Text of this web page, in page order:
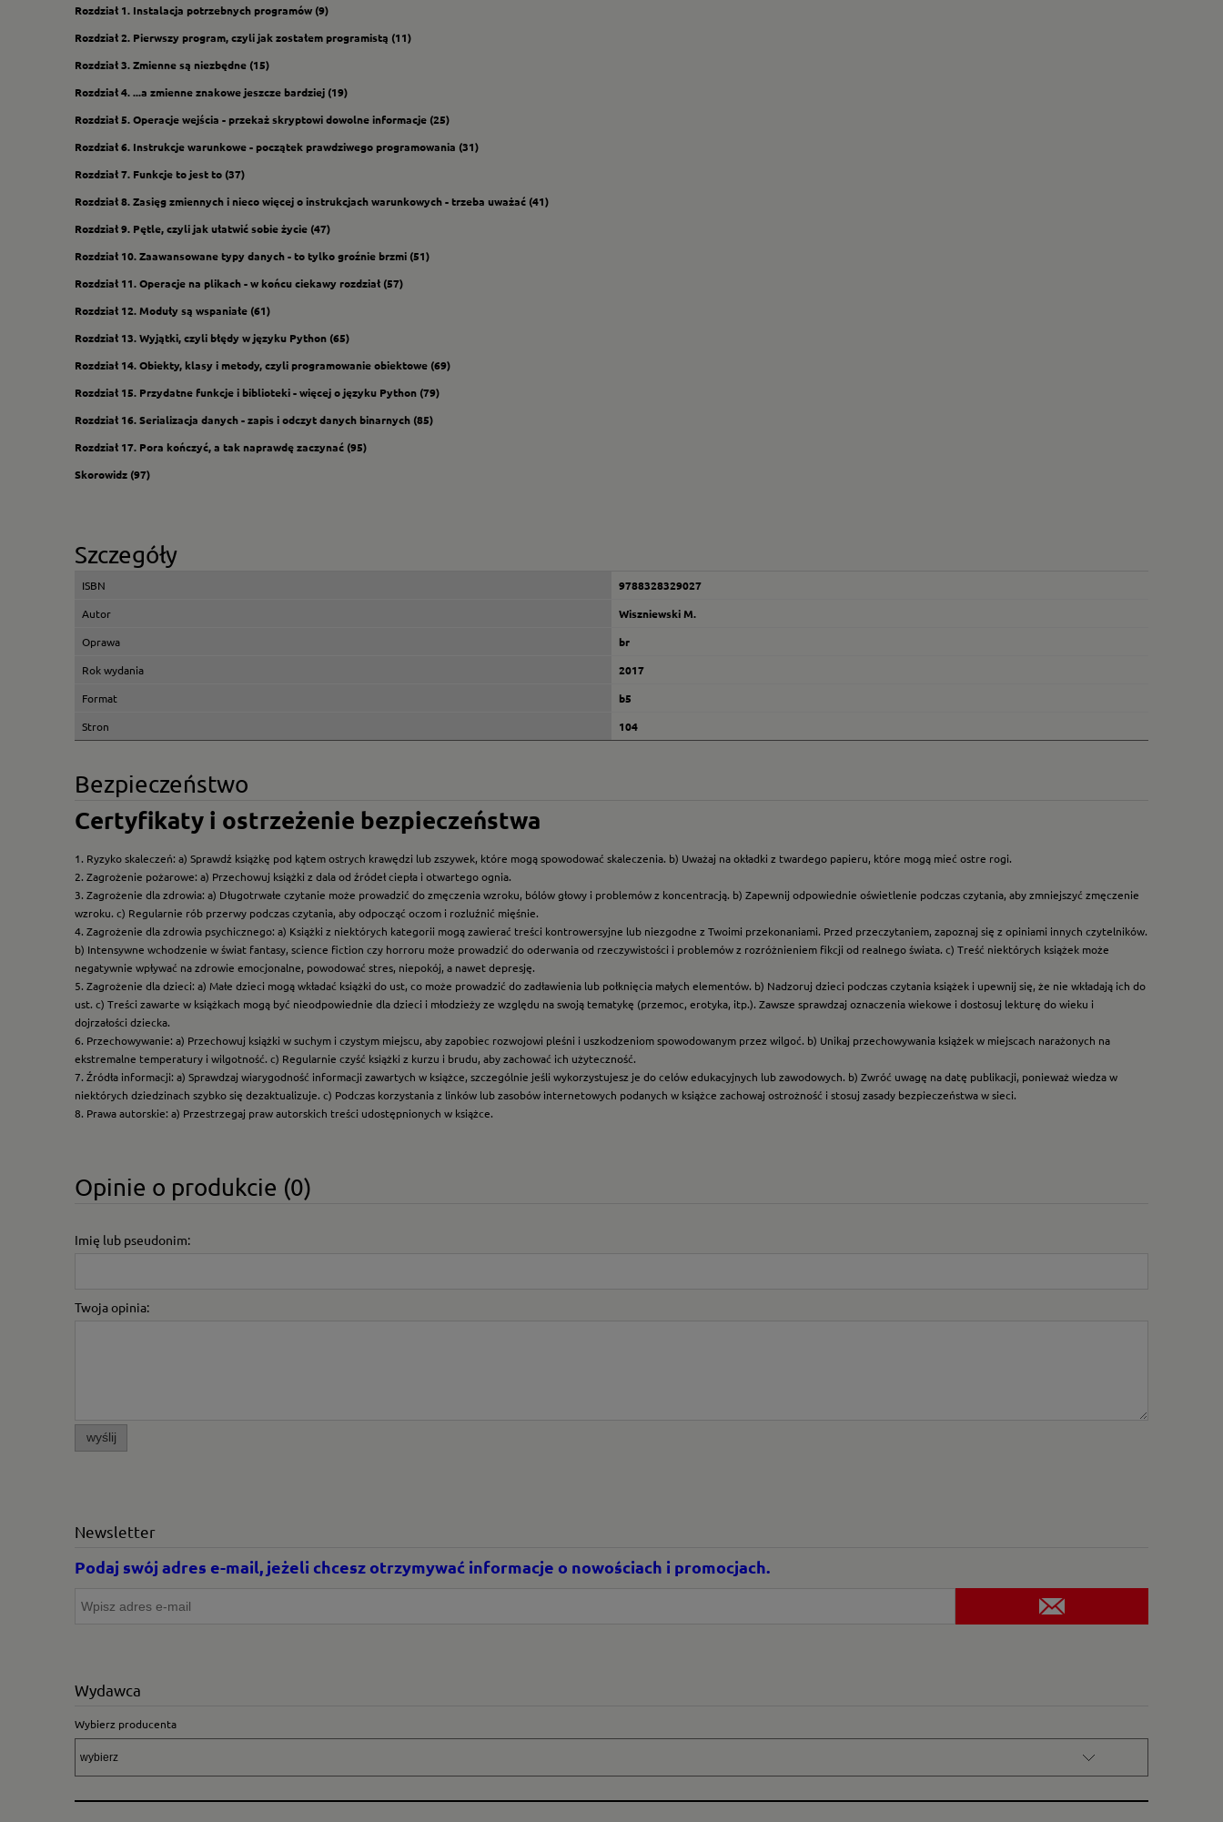
Rozdział 1. Instalacja potrzebnych programów (9)
Rozdział 2. Pierwszy program, czyli jak zostałem programistą (11)
Rozdział 3. Zmienne są niezbędne (15)
Rozdział 4. ...a zmienne znakowe jeszcze bardziej (19)
Rozdział 5. Operacje wejścia - przekaż skryptowi dowolne informacje (25)
Rozdział 6. Instrukcje warunkowe - początek prawdziwego programowania (31)
Rozdział 7. Funkcje to jest to (37)
Rozdział 8. Zasięg zmiennych i nieco więcej o instrukcjach warunkowych - trzeba uważać (41)
Rozdział 9. Pętle, czyli jak ułatwić sobie życie (47)
Rozdział 10. Zaawansowane typy danych - to tylko groźnie brzmi (51)
Rozdział 11. Operacje na plikach - w końcu ciekawy rozdział (57)
Rozdział 12. Moduły są wspaniałe (61)
Rozdział 13. Wyjątki, czyli błędy w języku Python (65)
Rozdział 14. Obiekty, klasy i metody, czyli programowanie obiektowe (69)
Rozdział 15. Przydatne funkcje i biblioteki - więcej o języku Python (79)
Rozdział 16. Serializacja danych - zapis i odczyt danych binarnych (85)
Rozdział 17. Pora kończyć, a tak naprawdę zaczynać (95)
Skorowidz (97)
Szczegóły
ISBN
9788328329027
Autor
Wiszniewski M.
Oprawa
br
Rok wydania
2017
Format
b5
Stron
104
Bezpieczeństwo
Certyfikaty i ostrzeżenie bezpieczeństwa
1. Ryzyko skaleczeń: a) Sprawdź książkę pod kątem ostrych krawędzi lub zszywek, które mogą spowodować skaleczenia. b) Uważaj na okładki z twardego papieru, które mogą mieć ostre rogi.
2. Zagrożenie pożarowe: a) Przechowuj książki z dala od źródeł ciepła i otwartego ognia.
3. Zagrożenie dla zdrowia: a) Długotrwałe czytanie może prowadzić do zmęczenia wzroku, bólów głowy i problemów z koncentracją. b) Zapewnij odpowiednie oświetlenie podczas czytania, aby zmniejszyć zmęczenie
wzroku. c) Regularnie rób przerwy podczas czytania, aby odpocząć oczom i rozluźnić mięśnie.
4. Zagrożenie dla zdrowia psychicznego: a) Książki z niektórych kategorii mogą zawierać treści kontrowersyjne lub niezgodne z Twoimi przekonaniami. Przed przeczytaniem, zapoznaj się z opiniami innych czytelników.
b) Intensywne wchodzenie w świat fantasy, science fiction czy horroru może prowadzić do oderwania od rzeczywistości i problemów z rozróżnieniem fikcji od realnego świata. c) Treść niektórych książek może
negatywnie wpływać na zdrowie emocjonalne, powodować stres, niepokój, a nawet depresję.
5. Zagrożenie dla dzieci: a) Małe dzieci mogą wkładać książki do ust, co może prowadzić do zadławienia lub połknięcia małych elementów. b) Nadzoruj dzieci podczas czytania książek i upewnij się, że nie wkładają ich do
ust. c) Treści zawarte w książkach mogą być nieodpowiednie dla dzieci i młodzieży ze względu na swoją tematykę (przemoc, erotyka, itp.). Zawsze sprawdzaj oznaczenia wiekowe i dostosuj lekturę do wieku i
dojrzałości dziecka.
6. Przechowywanie: a) Przechowuj książki w suchym i czystym miejscu, aby zapobiec rozwojowi pleśni i uszkodzeniom spowodowanym przez wilgoć. b) Unikaj przechowywania książek w miejscach narażonych na
ekstremalne temperatury i wilgotność. c) Regularnie czyść książki z kurzu i brudu, aby zachować ich użyteczność.
7. Źródła informacji: a) Sprawdzaj wiarygodność informacji zawartych w książce, szczególnie jeśli wykorzystujesz je do celów edukacyjnych lub zawodowych. b) Zwróć uwagę na datę publikacji, ponieważ wiedza w
niektórych dziedzinach szybko się dezaktualizuje. c) Podczas korzystania z linków lub zasobów internetowych podanych w książce zachowaj ostrożność i stosuj zasady bezpieczeństwa w sieci.
8. Prawa autorskie: a) Przestrzegaj praw autorskich treści udostępnionych w książce.
Opinie o produkcie (0)
Imię lub pseudonim:
Twoja opinia:
wyślij
Newsletter
Podaj swój adres e-mail, jeżeli chcesz otrzymywać informacje o nowościach i promocjach.
Wydawca
Wybierz producenta